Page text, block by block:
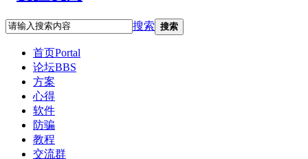
搜索 搜索
首页Portal
论坛BBS
方案
心得
软件
防骗
教程
交流群